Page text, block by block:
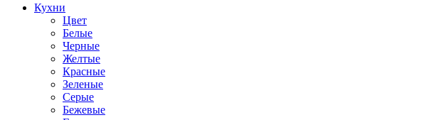
Кухни
Цвет
Белые
Черные
Желтые
Красные
Зеленые
Серые
Бежевые